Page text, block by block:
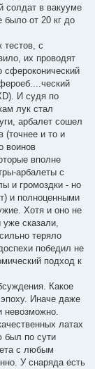
солдат в вакууме
было от 20 кг до
тестов, с
их проводят
сфероконический
И судя по
лук стал
арбалет сошел
(точнее и то и
воинов
вполне
арбалеты с
и громоздки - но
и полноценными
Хотя и оно не
сказали,
теряло
победил не
подход к
Какое
Иначе даже
невозможно.
латах
был по сути
с любым
У снаряда есть